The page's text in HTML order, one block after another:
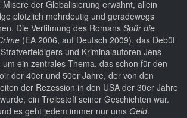
der Globalisierung erwähnt, allein
plötzlich mehrdeutig und geradewegs
Die Verfilmung des Romans Spür die
(EA 2006, auf Deutsch 2009), das Debüt
und Kriminalautoren Jens
ein zentrales Thema, das schon für den
der 40er und 50er Jahre, der von den
der Rezession in den USA der 30er Jahre
ein Treibstoff seiner Geschichten war.
es geht jedem immer nur ums Geld.